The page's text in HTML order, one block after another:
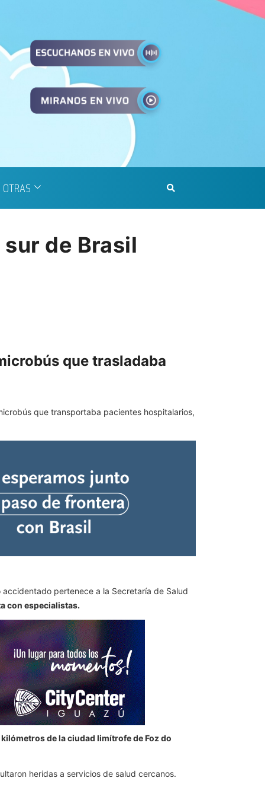
OTRAS
de Brasil
que trasladaba
que transportaba pacientes hospitalarios,
pertenece a la Secretaría de Salud
con especialistas.
kilómetros de la ciudad limítrofe de Foz do
heridas a servicios de salud cercanos.